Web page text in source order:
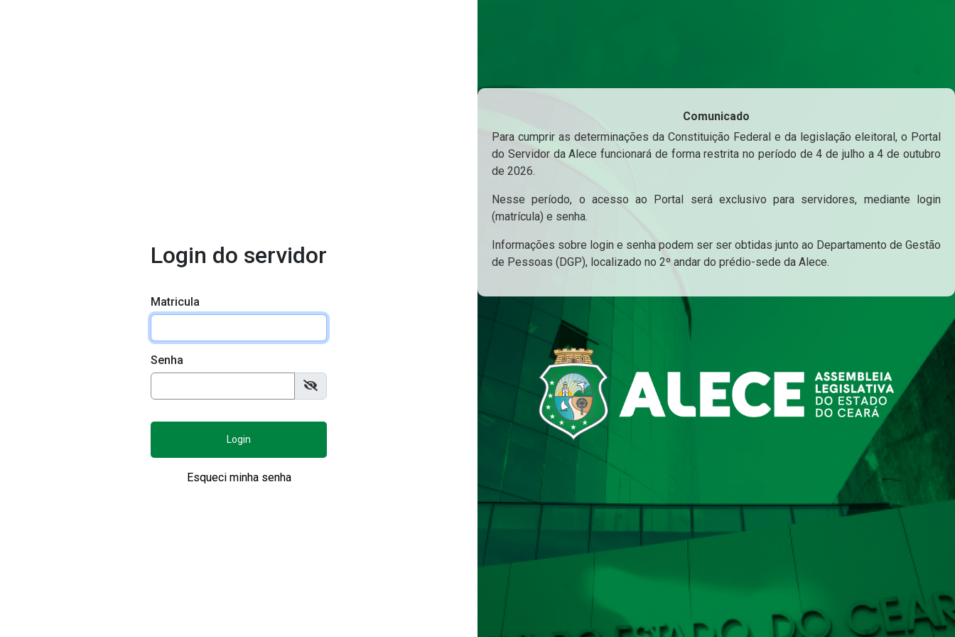
Login do servidor
Matricula
Senha
Login
Esqueci minha senha
Comunicado
Para cumprir as determinações da Constituição Federal e da legislação eleitoral, o Portal
do Servidor da Alece funcionará de forma restrita no período de 4 de julho a 4 de outubro
de 2026.
Nesse período, o acesso ao Portal será exclusivo para servidores, mediante login
(matrícula) e senha.
Informações sobre login e senha podem ser ser obtidas junto ao Departamento de Gestão
de Pessoas (DGP), localizado no 2º andar do prédio-sede da Alece.